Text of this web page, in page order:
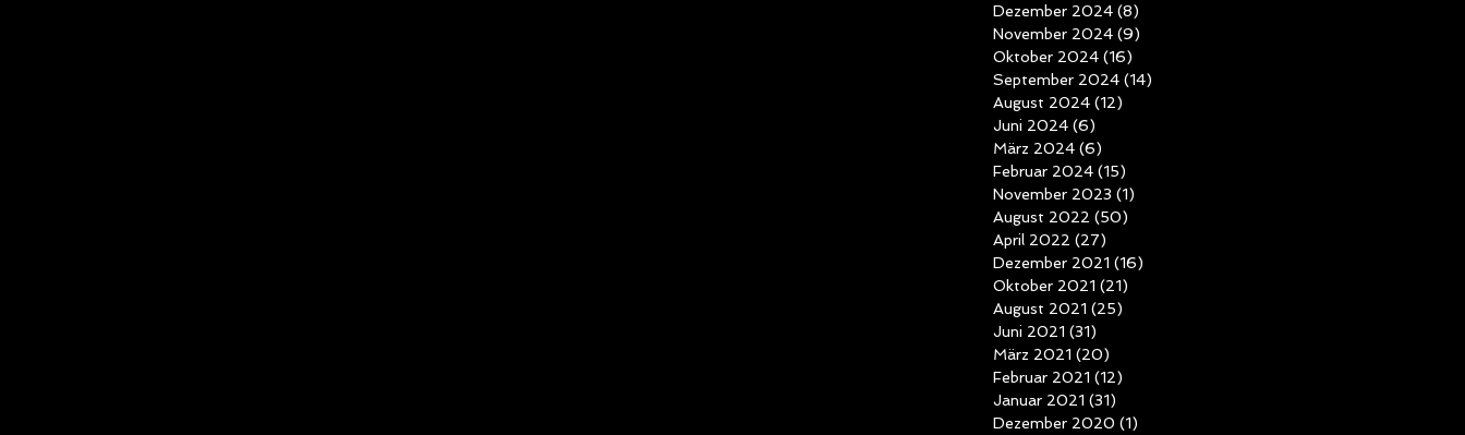
Dezember 2024 (8)
November 2024 (9)
Oktober 2024 (16)
September 2024 (14)
August 2024 (12)
Juni 2024 (6)
März 2024 (6)
Februar 2024 (15)
November 2023 (1)
August 2022 (50)
April 2022 (27)
Dezember 2021 (16)
Oktober 2021 (21)
August 2021 (25)
Juni 2021 (31)
März 2021 (20)
Februar 2021 (12)
Januar 2021 (31)
Dezember 2020 (1)